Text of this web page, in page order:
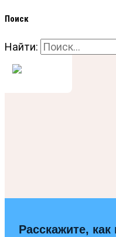
Поиск
Найти:
Расскажите,